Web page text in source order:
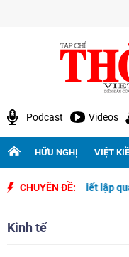
Podcast Videos
HỮU NGHỊ VIỆT
CHUYÊN ĐỀ:
ngày thiết lập quan hệ
Kinh tế